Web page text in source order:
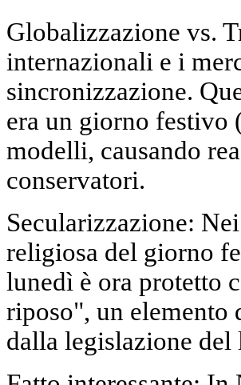
Globalizzazione vs.
internazionali e i
sincronizzazione.
era un giorno festivo
modelli, causando
conservatori.
Secularizzazione:
religiosa del giorno
lunedì è ora protetto
riposo", un
dalla legislazione del